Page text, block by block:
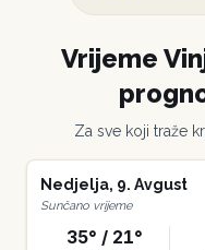
Vrijeme
Za sve koji traže
Nedjelja, 9. Avgust
Sunčano vrijeme
35° / 21°